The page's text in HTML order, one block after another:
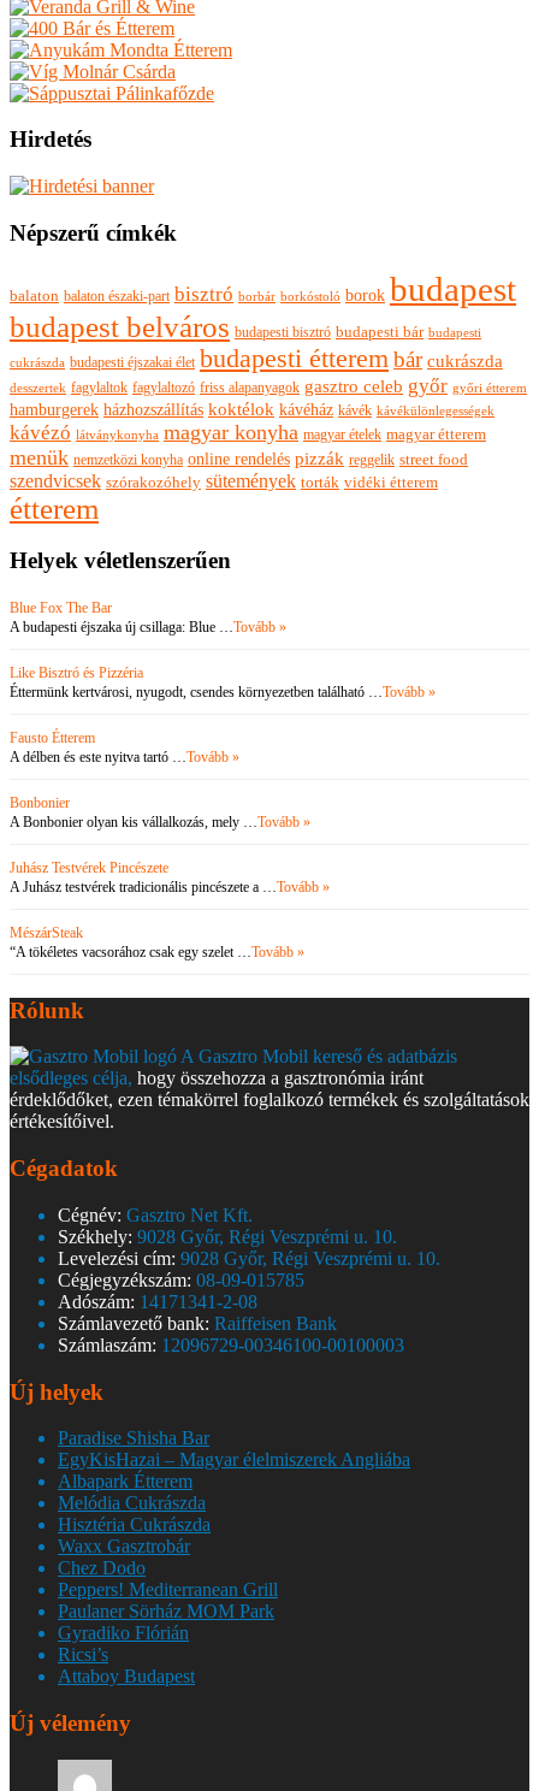
Hirdetés
Népszerű címkék
balaton balaton északi-part bisztró borbár borkóstoló borok budapest
budapest belváros budapesti bisztró budapesti bár budapesti
cukrászda budapesti éjszakai élet budapesti étterem bár cukrászda
desszertek fagylaltok fagylaltozó friss alapanyagok gasztro celeb győr győri étterem
hamburgerek házhozszállítás koktélok kávéház kávék kávékülönlegességek
kávézó látványkonyha magyar konyha magyar ételek magyar étterem
menük nemzetközi konyha online rendelés pizzák reggelik street food
szendvicsek szórakozóhely sütemények torták vidéki étterem
étterem
Helyek véletlenszerűen
Blue Fox The Bar
A budapesti éjszaka új csillaga: Blue …Tovább »
Like Bisztró és Pizzéria
Éttermünk kertvárosi, nyugodt, csendes környezetben található …Tovább »
Fausto Étterem
A délben és este nyitva tartó …Tovább »
Bonbonier
A Bonbonier olyan kis vállalkozás, mely …Tovább »
Juhász Testvérek Pincészete
A Juhász testvérek tradicionális pincészete a …Tovább »
MészárSteak
“A tökéletes vacsorához csak egy szelet …Tovább »
Rólunk
A Gasztro Mobil kereső és adatbázis
elsődleges célja, hogy összehozza a gasztronómia iránt
érdeklődőket, ezen témakörrel foglalkozó termékek és szolgáltatások
értékesítőivel.
Cégadatok
Cégnév: Gasztro Net Kft.
Székhely: 9028 Győr, Régi Veszprémi u. 10.
Levelezési cím: 9028 Győr, Régi Veszprémi u. 10.
Cégjegyzékszám: 08-09-015785
Adószám: 14171341-2-08
Számlavezető bank: Raiffeisen Bank
Számlaszám: 12096729-00346100-00100003
Új helyek
Paradise Shisha Bar
EgyKisHazai – Magyar élelmiszerek Angliába
Albapark Étterem
Melódia Cukrászda
Hisztéria Cukrászda
Waxx Gasztrobár
Chez Dodo
Peppers! Mediterranean Grill
Paulaner Sörház MOM Park
Gyradiko Flórián
Ricsi’s
Attaboy Budapest
Új vélemény